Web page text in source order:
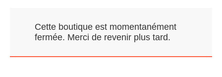
Prendre RDV
Nos Marques
Cette boutique est momentanément
fermée. Merci de revenir plus tard.